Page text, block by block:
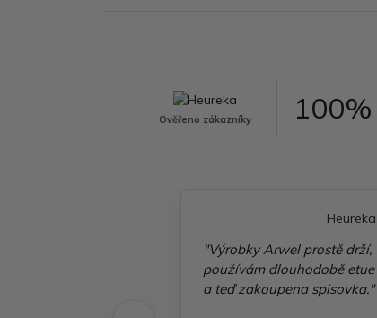
Ověřeno zákazníky 100%
Heureka
"Výrobky Arwel prostě drží,
používám dlouhodobě etue
a teď zakoupena spisovka."